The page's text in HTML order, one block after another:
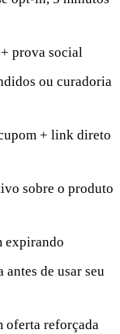
prova social
ou curadoria
+ link direto
sobre o produto
expirando
de usar seu
oferta reforçada